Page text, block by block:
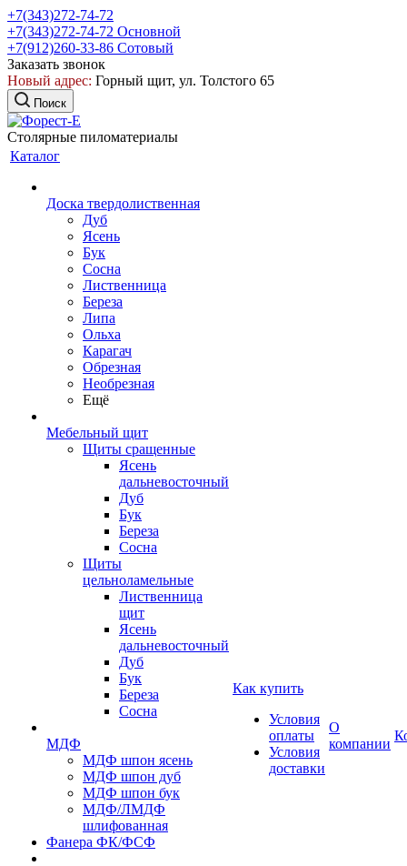
+7(343)272-74-72
+7(343)272-74-72 Основной
+7(912)260-33-86 Сотовый
Заказать звонок
Новый адрес: Горный щит, ул. Толстого 65
Поиск
Столярные пиломатериалы
Каталог
Доска твердолиственная
Дуб
Ясень
Бук
Сосна
Лиственница
Береза
Липа
Ольха
Карагач
Обрезная
Необрезная
Ещё
Мебельный щит
Щиты сращенные
Ясень
дальневосточный
Дуб
Бук
Береза
Сосна
Щиты
цельноламельные
Лиственница
щит
Ясень
дальневосточный
Дуб
Бук
Береза
Сосна
МДФ
МДФ шпон ясень
МДФ шпон дуб
МДФ шпон бук
МДФ/ЛМДФ
шлифованная
Фанера ФК/ФСФ
Как купить
Условия
оплаты
Условия
доставки
О
компании